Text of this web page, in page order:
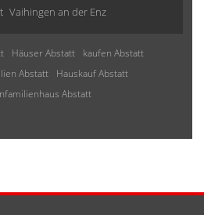
Vaihingen an der Enz
Häuser Abstatt
kaufen Abstatt
Abstatt
Hauskauf Abstatt
Abstatt